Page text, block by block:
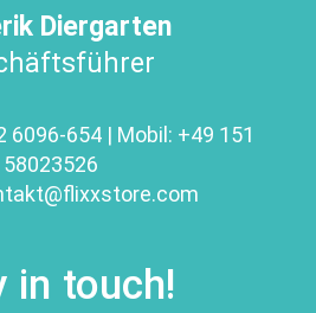
Diergarten
6096-654 | Mobil: +49 151
58023526
flixxstore.com
in touch!